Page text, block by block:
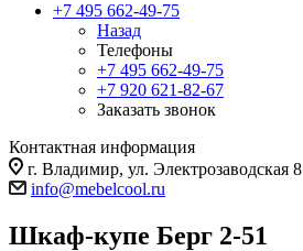
+7 495 662-49-75
Назад
Телефоны
+7 495 662-49-75
+7 920 621-82-67
Заказать звонок
Контактная информация
г. Владимир, ул. Электрозаводская 8
info@mebelcool.ru
Шкаф-купе Берг 2-51